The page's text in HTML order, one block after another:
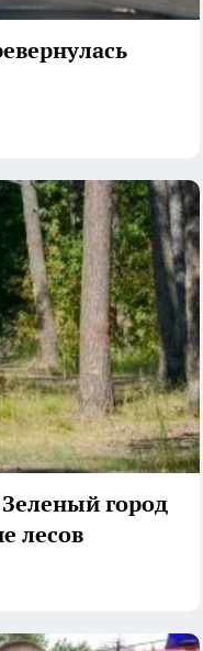
город
лесов